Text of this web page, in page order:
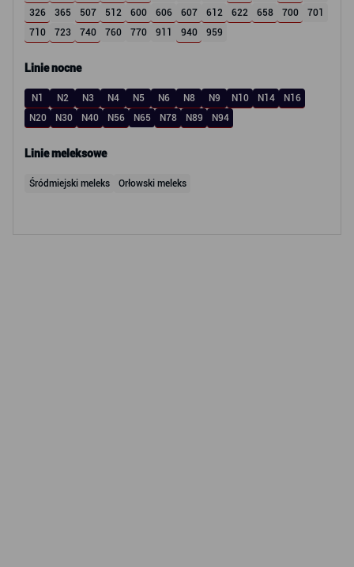
326
365 507 512 600 606 607 612 622 658 700
701
710
723 740 760 770 911 940 959
Linie nocne
N1 N2 N3 N4 N5 N6 N8 N9 N10 N14
N16
N20
N30 N40 N56 N65 N78 N89 N94
Linie meleksowe
Śródmiejski meleks Orłowski meleks